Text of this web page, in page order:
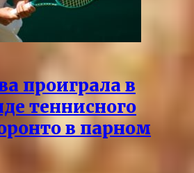
проиграла в
теннисного
в парном